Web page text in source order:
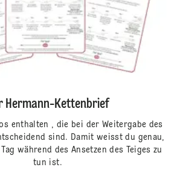
Hermann-Kettenbrief
enthalten , die bei der Weitergabe des
sind. Damit weisst du genau,
während des Ansetzen des Teiges zu
tun ist.